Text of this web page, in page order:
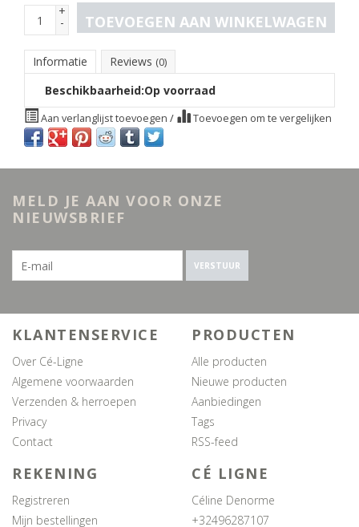
+
- TOEVOEGEN AAN WINKELWAGEN
Informatie Reviews (0)
Beschikbaarheid:Op voorraad
Aan verlanglijst toevoegen / Toevoegen om te vergelijken
MELD JE AAN VOOR ONZE
NIEUWSBRIEF
VERSTUUR
KLANTENSERVICE
Over Cé-Ligne
Algemene voorwaarden
Verzenden & herroepen
Privacy
Contact
PRODUCTEN
Alle producten
Nieuwe producten
Aanbiedingen
Tags
RSS-feed
REKENING
Registreren
Mijn bestellingen
CÉ LIGNE
Céline Denorme
+32496287107